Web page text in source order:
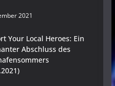
2021
Your Local Heroes: Ein
Abschluss des